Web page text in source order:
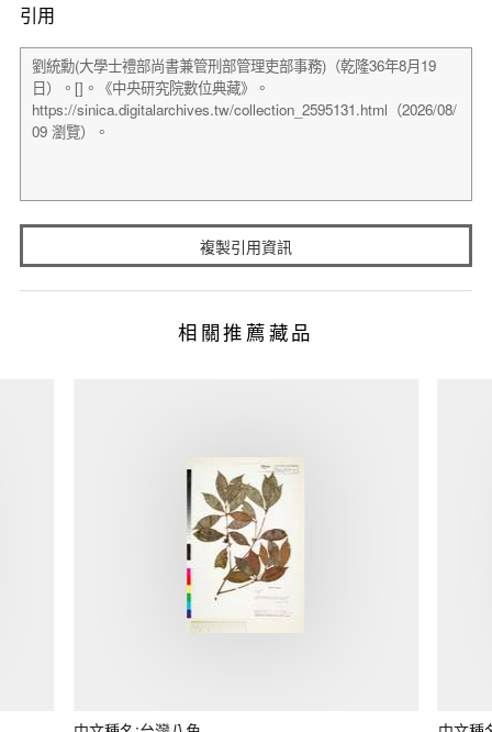
引用
複製引用資訊
相關推薦藏品